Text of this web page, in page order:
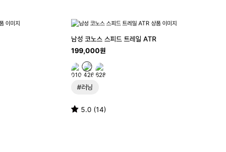
남성 코노스 스피드 트레일 ATR
199,000원
#러닝
5.0 (14)